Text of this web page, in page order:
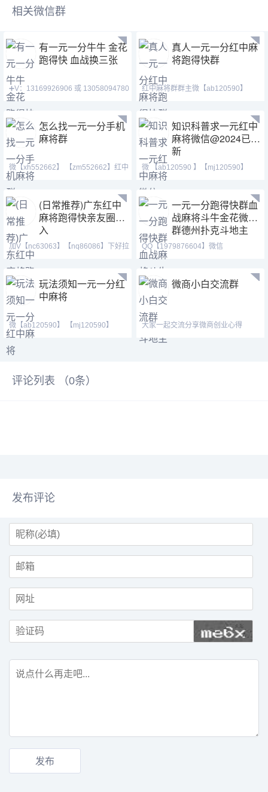
相关微信群
有一元一分牛牛 金花
跑得快 血战换三张
➕V：13169926906 或 13058094780
QQ:3122617673 玩
真人一元一分红中麻
将跑得快群
红中麻将群群主微【ab120590】
【mj120590】【tj525555
怎么找一元一分手机
麻将群
微【xh552662】 【zm552662】红中
麻将 跑得快 全天24
知识科普求一元红中
麻将微信@2024已更
新
微 【ab120590 】【mj120590】
【tj525555】等风也等你
(日常推荐)广东红中
麻将跑得快亲友圈加
入
加V【nc63063】【nq86086】下好拉
你进麻将,血战群。红
一元一分跑得快群血
战麻将斗牛金花微信
群德州扑克斗地主
QQ【1979876604】微信
【187207459】 跑得快群亲友圈、
玩法须知一元一分红
中麻将
微【ab120590】 【mj120590】
【tj525555】（广东一元一
微商小白交流群
大家一起交流分享微商创业心得
评论列表 （0条）
发布评论